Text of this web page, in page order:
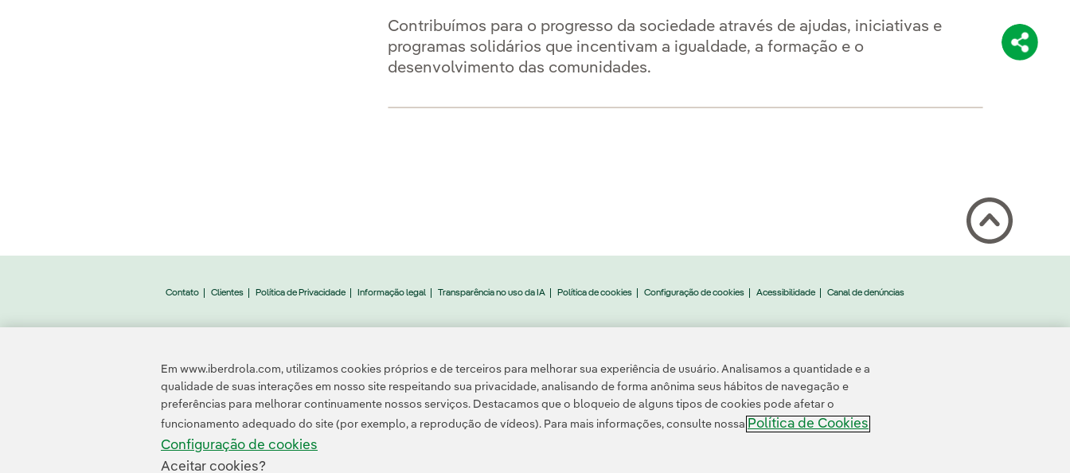
Contribuímos para o progresso da sociedade através de ajudas, iniciativas e
programas solidários que incentivam a igualdade, a formação e o
desenvolvimento das comunidades.
Contato Clientes Política de Privacidade Informação legal Transparência no uso da IA Política de cookies Configuração de cookies Acessibilidade Canal de denúncias
Em www.iberdrola.com, utilizamos cookies próprios e de terceiros para melhorar sua experiência de usuário. Analisamos a quantidade e a
qualidade de suas interações em nosso site respeitando sua privacidade, analisando de forma anônima seus hábitos de navegação e
preferências para melhorar continuamente nossos serviços. Destacamos que o bloqueio de alguns tipos de cookies pode afetar o
funcionamento adequado do site (por exemplo, a reprodução de vídeos). Para mais informações, consulte nossa Política de Cookies
Configuração de cookies
Aceitar cookies?